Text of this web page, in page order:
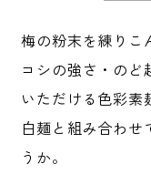
梅の粉末を練りこ
コシの強さ・のど
いただける色彩素
白麺と組み合わせ
うか。